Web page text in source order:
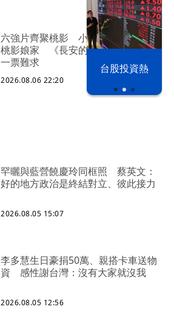
以色列 穹頂
之下
台股投資熱
六強片齊聚桃影 小薰《祖先鬼》回
桃影娘家 《長安的荔枝》桃影加映
一票難求
2026.08.06 22:20
罕曬與藍營饒慶玲同框照 蔡英文：
好的地方政治是終結對立、彼此接力
2026.08.05 15:07
李多慧生日豪捐50萬、親搭卡車送物
資 感性謝台灣：沒有大家就沒我
2026.08.05 12:56